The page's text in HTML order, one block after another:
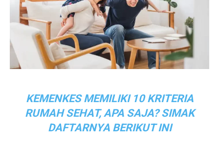
KEMENKES MEMILIKI 10 KRITERIA
RUMAH SEHAT, APA SAJA? SIMAK
DAFTARNYA BERIKUT INI